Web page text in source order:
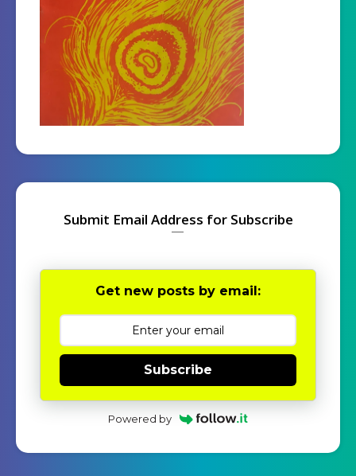
Submit Email Address for Subscribe
Get new posts by email:
Subscribe
Powered by